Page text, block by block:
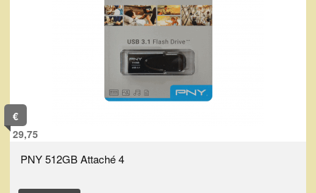
€
29,75
PNY 512GB Attaché 4